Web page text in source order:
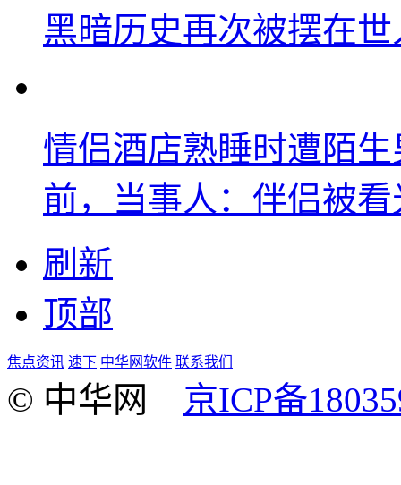
黑暗历史再次被摆在
情侣酒店熟睡时遭陌
前，当事人：伴侣被看
刷新
顶部
焦点资讯 速下 中华网软件 联系我们
© 中华网 京ICP备